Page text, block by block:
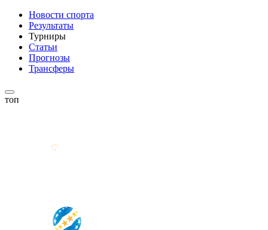
Новости спорта
Результаты
Турниры
Статьи
Прогнозы
Трансферы
топ